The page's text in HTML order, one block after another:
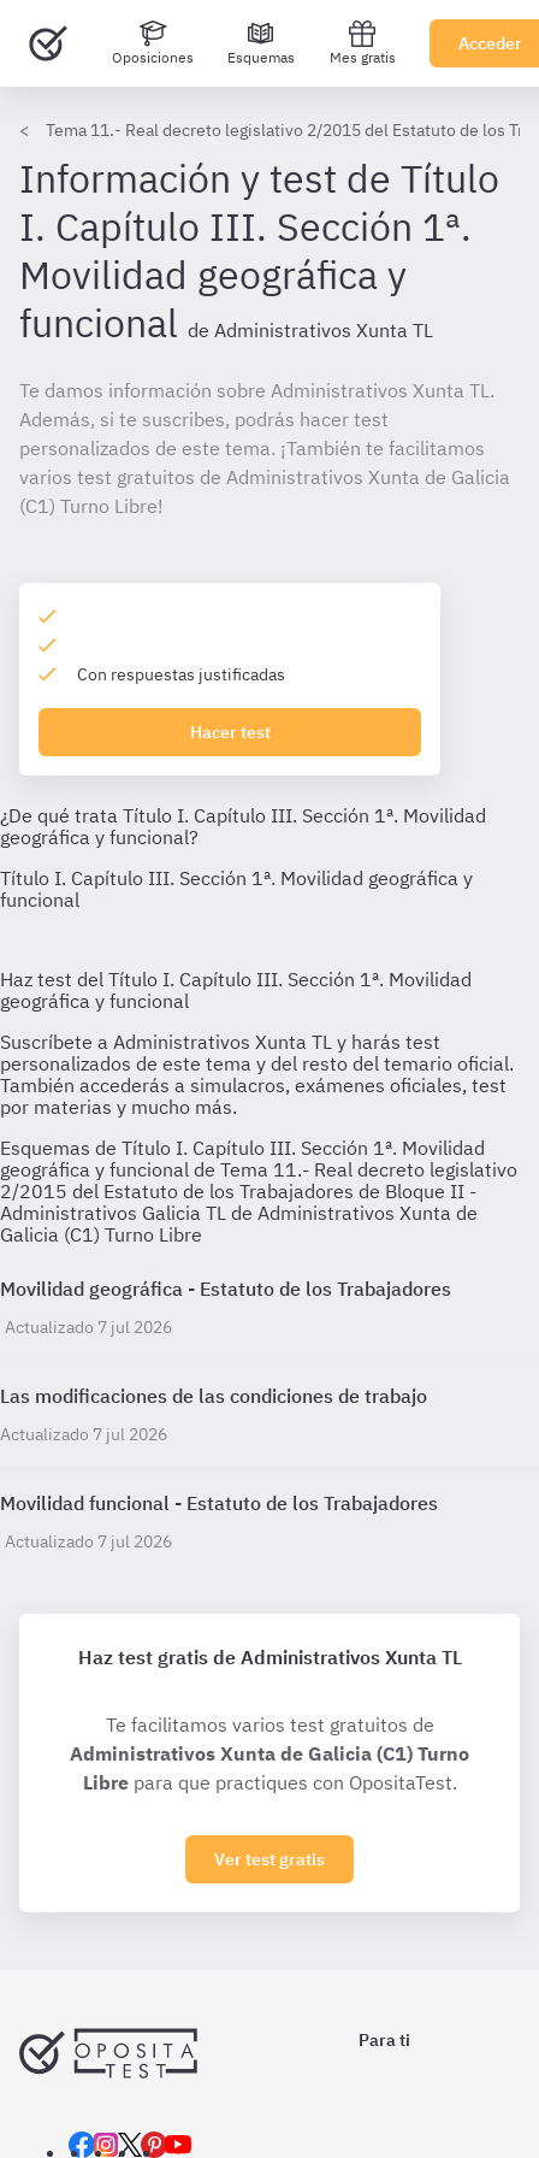
Oposiciones Esquemas Mes gratis
Acceder
Tema 11.- Real decreto legislativo 2/2015 del Estatuto de los
Información y test de Título
I. Capítulo III. Sección 1ª.
Movilidad geográfica y
funcional de Administrativos Xunta TL
Te damos información sobre Administrativos Xunta TL.
Además, si te suscribes, podrás hacer test
personalizados de este tema. ¡También te facilitamos
varios test gratuitos de Administrativos Xunta de Galicia
(C1) Turno Libre!
Con respuestas justificadas
Hacer test
Esquemas de Título I. Capítulo III. Sección 1ª. Movilidad
geográfica y funcional de Tema 11.- Real decreto legislativo
2/2015 del Estatuto de los Trabajadores de Bloque II -
Administrativos Galicia TL de Administrativos Xunta de
Galicia (C1) Turno Libre
Movilidad geográfica - Estatuto de los Trabajadores
Actualizado 7 jul 2026
Las modificaciones de las condiciones de trabajo
Actualizado 7 jul 2026
Movilidad funcional - Estatuto de los Trabajadores
Actualizado 7 jul 2026
Haz test gratis de Administrativos Xunta TL
Te facilitamos varios test gratuitos de
Administrativos Xunta de Galicia (C1) Turno
Librepara que practiques con OpositaTest.
Ver test gratis
Para ti